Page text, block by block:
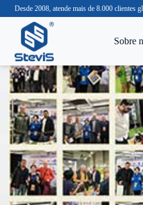
Desde 2008, atende mais de 8.000
Sobre